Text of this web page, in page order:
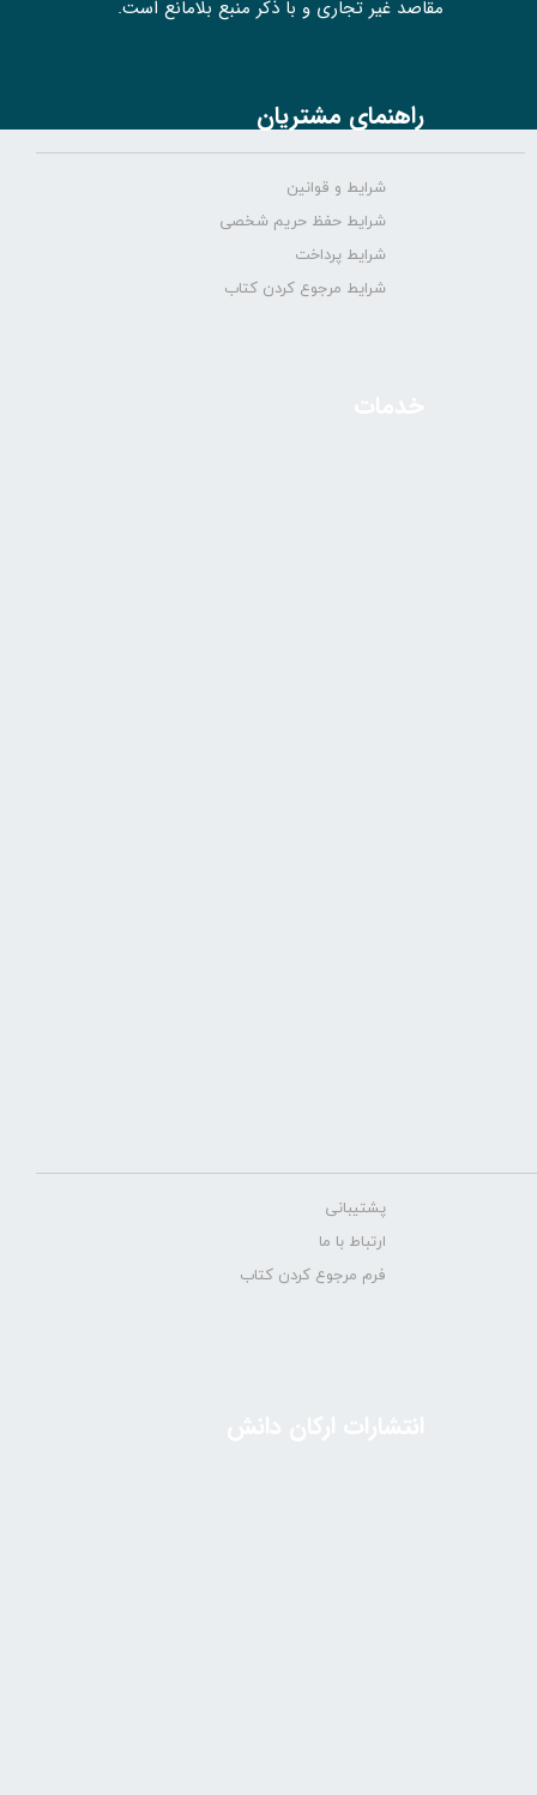
مقاصد غیر تجاری و با ذکر منبع بلامانع است.
راهنمای مشتریان
شرایط و قوانین
شرایط حفظ حریم شخصی
شرایط پرداخت
شرایط مرجوع کردن کتاب
پشتیبانی
ارتباط با ما
فرم مرجوع کردن کتاب